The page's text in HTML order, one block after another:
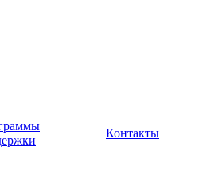
Контакты